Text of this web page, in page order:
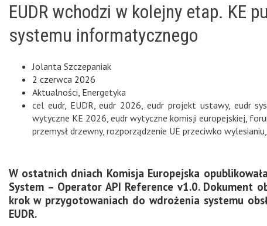
EUDR wchodzi w kolejny etap. KE
systemu informatycznego
Jolanta Szczepaniak
2 czerwca 2026
Aktualności Energetyka
cel eudr, EUDR ,eudr 2026 ,eudr projekt ustawy, eudr
wytyczne KE 2026 eudr wytyczne komisji europejskiej
przemysł drzewny, rozporządzenie UE przeciwko wylesianiu
W ostatnich dniach Komisja Europejska
System – Operator API Reference v1.0. Dokument
krok w przygotowaniach do wdrożenia systemu
EUDR.